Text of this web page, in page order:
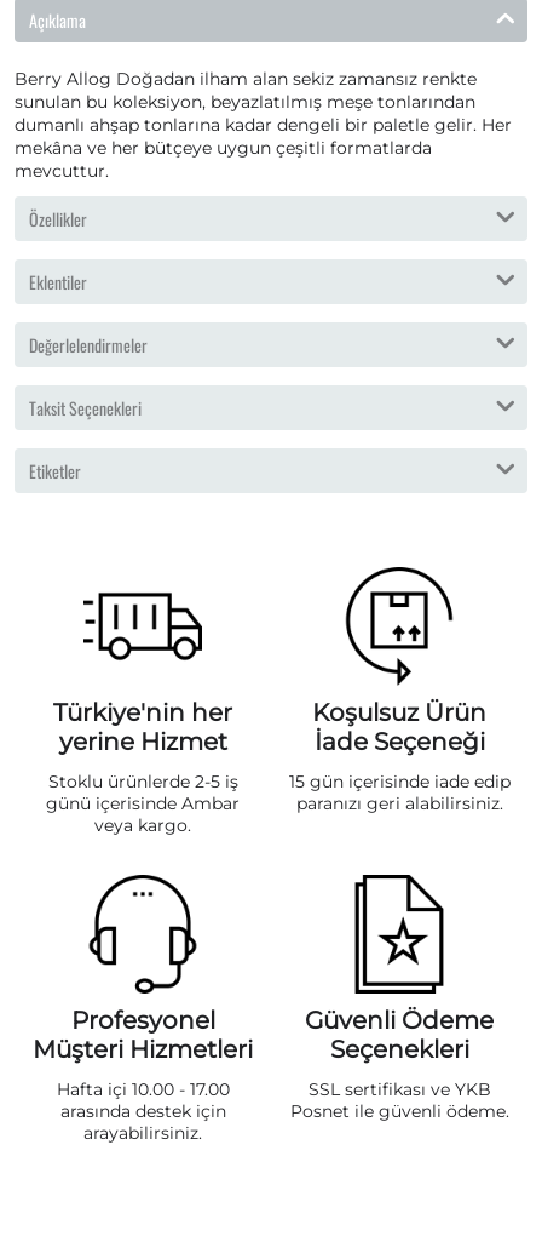
Açıklama
Berry Allog Doğadan ilham alan sekiz zamansız renkte
sunulan bu koleksiyon, beyazlatılmış meşe tonlarından
dumanlı ahşap tonlarına kadar dengeli bir paletle gelir. Her
mekâna ve her bütçeye uygun çeşitli formatlarda
mevcuttur.
Özellikler
Eklentiler
Değerlelendirmeler
Taksit Seçenekleri
Etiketler
Türkiye'nin her
yerine Hizmet
Stoklu ürünlerde 2-5 iş
günü içerisinde Ambar
veya kargo.
Koşulsuz Ürün
İade Seçeneği
15 gün içerisinde iade edip
paranızı geri alabilirsiniz.
Profesyonel
Müşteri Hizmetleri
Hafta içi 10.00 - 17.00
arasında destek için
arayabilirsiniz.
Güvenli Ödeme
Seçenekleri
SSL sertifikası ve YKB
Posnet ile güvenli ödeme.